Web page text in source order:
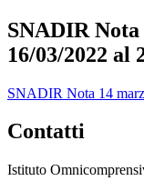
SNADIR
16/03/2022 al
SNADIR Nota 14
Contatti
Istituto